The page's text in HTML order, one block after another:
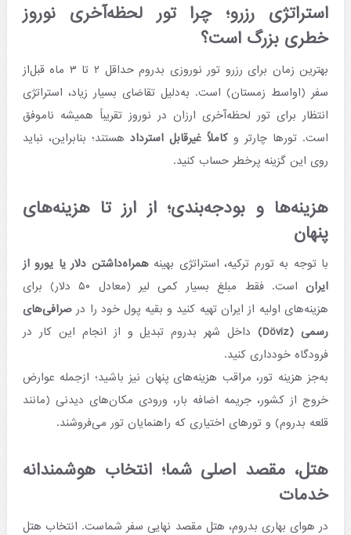
استراتژی رزرو؛ چرا تور لحظه‌آخری نوروز
خطری بزرگ است؟
بهترین زمان برای رزرو تور نوروزی بدروم حداقل ۲ تا ۳ ماه قبل‌از
سفر (اواسط زمستان) است. به‌دلیل تقاضای بسیار زیاد، استراتژی
انتظار برای تور لحظه‌آخری ارزان در نوروز تقریباً همیشه ناموفق
است. تورها چارتر و کاملاً غیرقابل استرداد هستند؛ بنابراین، نباید
روی این گزینه پرخطر حساب کنید.
هزینه‌ها و بودجه‌بندی؛ از ارز تا هزینه‌های
پنهان
با توجه به تورم ترکیه، استراتژی بهینههمراه‌داشتن دلار یا یورو از
ایران
است. فقط مبلغ بسیار کمی لیر (معادل ۵۰ دلار) برای
هزینه‌های اولیه از ایران تهیه کنید و بقیه پول خود را درصرافی‌های
رسمی (Döviz)
داخل شهر بدروم تبدیل و از انجام این کار در
فرودگاه خودداری کنید.
به‌جز هزینه تور، مراقب هزینه‌های پنهان نیز باشید؛ ازجمله عوارض
خروج از کشور، جریمه اضافه بار، ورودی مکان‌های دیدنی (مانند
قلعه بدروم) و تورهای اختیاری که راهنمایان تور می‌فروشند.
هتل، مقصد اصلی شما؛ انتخاب هوشمندانه
خدمات
در هوای بهاری بدروم، هتل مقصد نهایی سفر شماست. انتخاب هتل